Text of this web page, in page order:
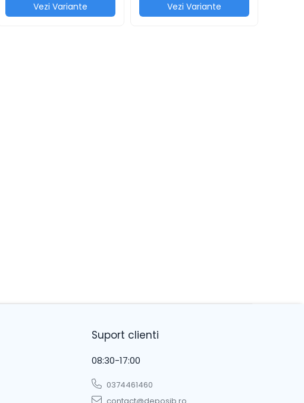
Vezi Variante Vezi Variante
Suport clienti
08:30-17:00
0374461460